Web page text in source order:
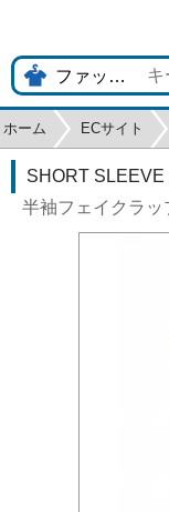
ホーム ECサイト
SHORT
半袖フェイクラッ